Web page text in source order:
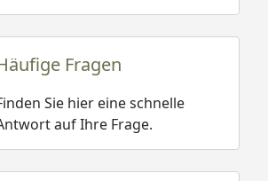
Fragen
Sie hier eine schnelle
auf Ihre Frage.